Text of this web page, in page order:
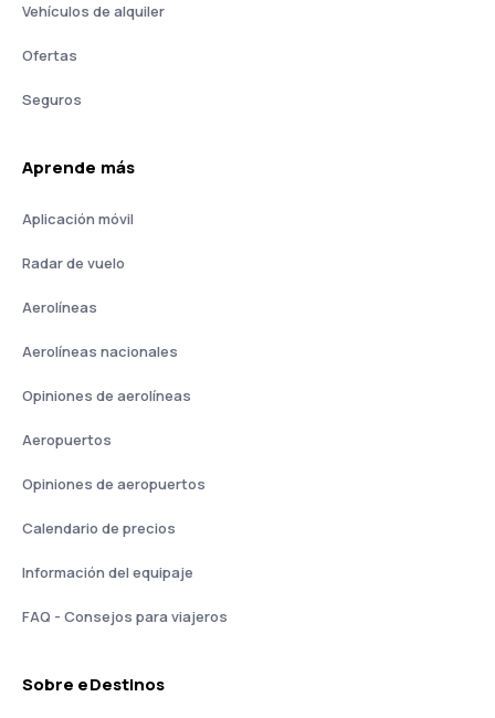
Vehículos de alquiler
Ofertas
Seguros
Aprende más
Aplicación móvil
Radar de vuelo
Aerolíneas
Aerolíneas nacionales
Opiniones de aerolíneas
Aeropuertos
Opiniones de aeropuertos
Calendario de precios
Información del equipaje
FAQ - Consejos para viajeros
Sobre eDestinos